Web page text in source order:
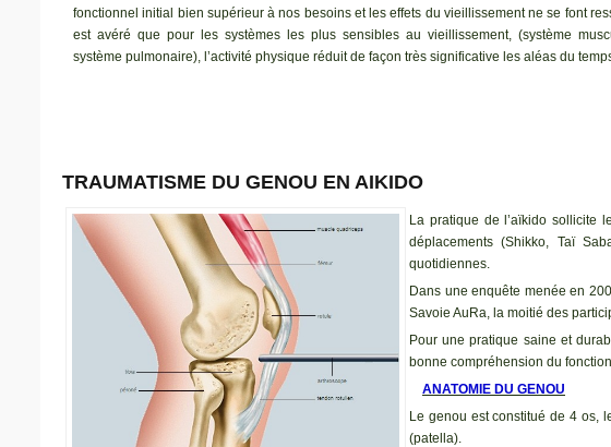
fonctionnel initial bien supérieur à nos besoins et les effets du vieillissement ne se font
est avéré que pour les systèmes les plus sensibles au vieillissement, (système
système pulmonaire), l’activité physique réduit de façon très significative les aléas du
TRAUMATISME DU GENOU EN AIKIDO
La pratique de l’aïkido sollicite
déplacements (Shikko, Taï
quotidiennes.
Dans une enquête menée en
Savoie AuRa, la moitié des
Pour une pratique saine et
bonne compréhension du
ANATOMIE DU GENOU
Le genou est constitué de 4 os,
(patella).